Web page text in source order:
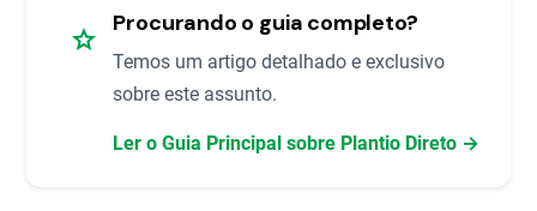
star Procurando o guia completo?
Temos um artigo detalhado e exclusivo
sobre este assunto.
Ler o Guia Principal sobre Plantio Direto →